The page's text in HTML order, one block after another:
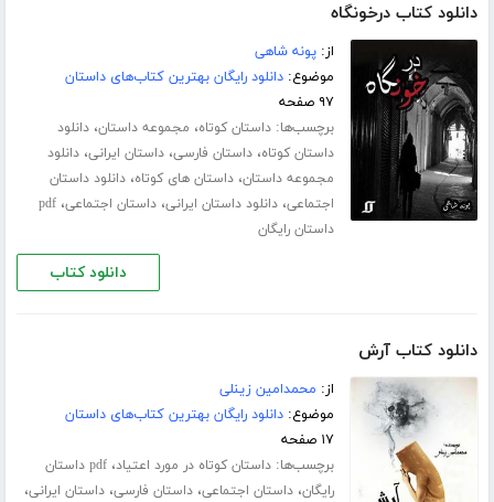
دانلود کتاب درخونگاه
از:پونه شاهی
موضوع:دانلود رایگان بهترین کتاب‌های داستان
۹۷ صفحه
برچسب‌ها:داستان کوتاه، مجموعه داستان،دانلود
داستان کوتاه،داستان فارسی،داستان ایرانی،دانلود
مجموعه داستان،داستان های کوتاه،دانلود داستان
اجتماعی،دانلود داستان ایرانی،داستان اجتماعی،pdf
داستان رایگان
دانلود کتاب
دانلود کتاب آرش
از: محمدامین زینلی
موضوع:دانلود رایگان بهترین کتاب‌های داستان
۱۷ صفحه
برچسب‌ها:داستان کوتاه در مورد اعتیاد،
pdf داستان
رایگان،داستان اجتماعی،داستان فارسی،داستان ایرانی،